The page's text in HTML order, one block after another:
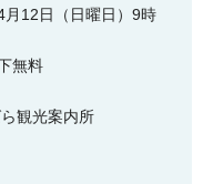
月12日（日曜日）9時
無料
観光案内所